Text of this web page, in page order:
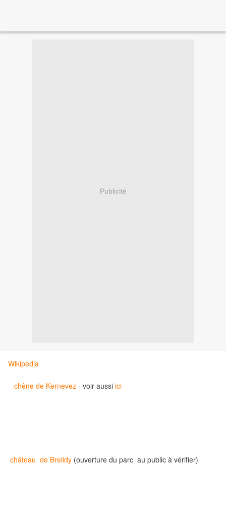
Publicité
Wikipedia
chêne de Kernevez - voir aussi ici
château de Brelidy (ouverture du parc au public à vérifier)